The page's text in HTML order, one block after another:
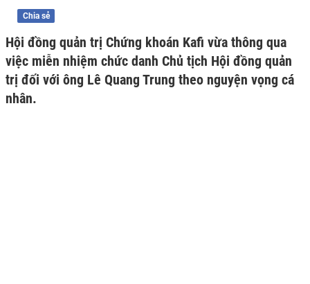
Chia sẻ
Hội đồng quản trị Chứng khoán Kafi vừa thông qua
việc miễn nhiệm chức danh Chủ tịch Hội đồng quản
trị đối với ông Lê Quang Trung theo nguyện vọng cá
nhân.